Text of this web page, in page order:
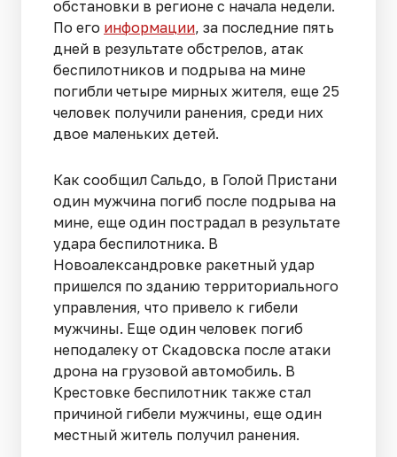
обстановки в регионе с начала недели.
По его информации, за последние пять
дней в результате обстрелов, атак
беспилотников и подрыва на мине
погибли четыре мирных жителя, еще 25
человек получили ранения, среди них
двое маленьких детей.
Как сообщил Сальдо, в Голой Пристани
один мужчина погиб после подрыва на
мине, еще один пострадал в результате
удара беспилотника. В
Новоалександровке ракетный удар
пришелся по зданию территориального
управления, что привело к гибели
мужчины. Еще один человек погиб
неподалеку от Скадовска после атаки
дрона на грузовой автомобиль. В
Крестовке беспилотник также стал
причиной гибели мужчины, еще один
местный житель получил ранения.